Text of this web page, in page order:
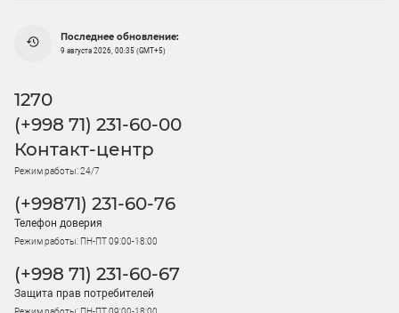
Последнее обновление:
9 августа 2026, 00:35 (GMT+5)
1270
(+998 71) 231-60-00
Контакт-центр
Режим работы: 24/7
(+99871) 231-60-76
Телефон доверия
Режим работы: ПН-ПТ 09:00-18:00
(+998 71) 231-60-67
Защита прав потребителей